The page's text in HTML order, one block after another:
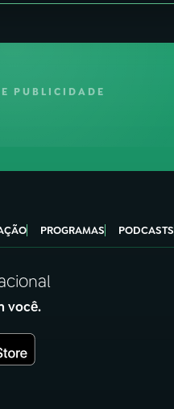
PUBLICIDADE
PROGRAMAS PODCASTS
você.